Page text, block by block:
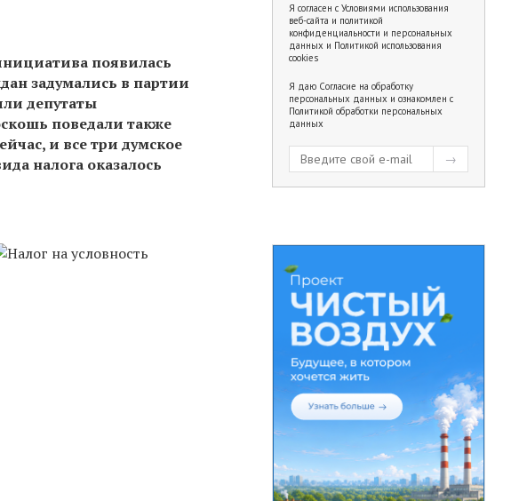
появилась
задумались в партии
депутаты
поведали также
и все три думское
налога оказалось
Я согласен с Условиями использования
веб-сайта и политикой
конфиденциальности и персональных
данных и Политикой использования
cookies
Я даю Согласие на обработку
персональных данных и ознакомлен с
Политикой обработки персональных
данных